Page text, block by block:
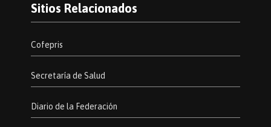
Sitios Relacionados
Cofepris
Secretaría de Salud
Diario de la Federación